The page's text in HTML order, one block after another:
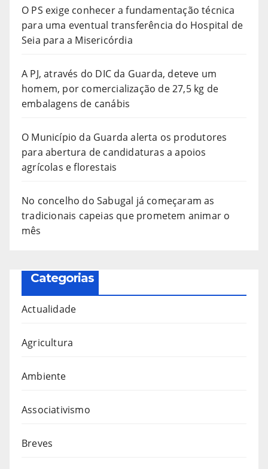
O PS exige conhecer a fundamentação técnica
para uma eventual transferência do Hospital de
Seia para a Misericórdia
A PJ, através do DIC da Guarda, deteve um
homem, por comercialização de 27,5 kg de
embalagens de canábis
O Município da Guarda alerta os produtores
para abertura de candidaturas a apoios
agrícolas e florestais
No concelho do Sabugal já começaram as
tradicionais capeias que prometem animar o
mês
Categorias
Actualidade
Agricultura
Ambiente
Associativismo
Breves